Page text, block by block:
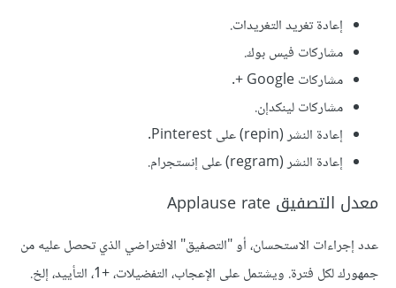
إعادة تغريد التغريدات.
مشاركات فيس بوك.
مشاركات Google +.
مشاركات لينكدإن.
إعادة النشر (repin) على Pinterest.
إعادة النشر (regram) على إنستجرام.
معدل التصفيق Applause rate
عدد إجراءات الاستحسان، أو "التصفيق" الافتراضي الذي تحصل عليه من
جمهورك لكل فترة. ويشتمل على الإعجاب، التفضيلات، +1، التأييد، إلخ.